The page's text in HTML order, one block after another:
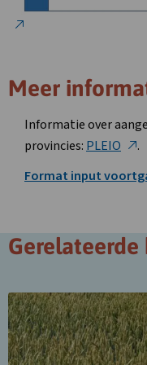
Meer
Informatie over
provincies: PLEIO
.
Format input
Gerelateerde
Lees
meer
over
Voortgangsgesprek